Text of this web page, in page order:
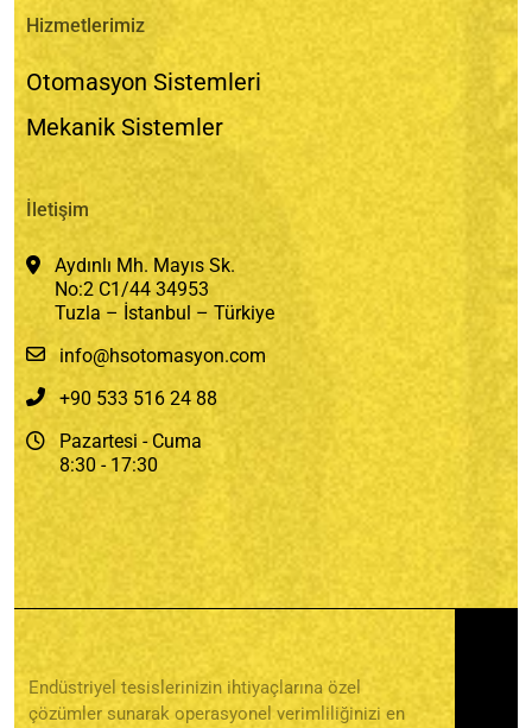
Hizmetlerimiz
Otomasyon Sistemleri
Mekanik Sistemler
İletişim
Aydınlı Mh. Mayıs Sk.
No:2 C1/44 34953
Tuzla – İstanbul – Türkiye
info@hsotomasyon.com
+90 533 516 24 88
Pazartesi - Cuma
8:30 - 17:30
Endüstriyel tesislerinizin ihtiyaçlarına özel
çözümler sunarak operasyonel verimliliğinizi en